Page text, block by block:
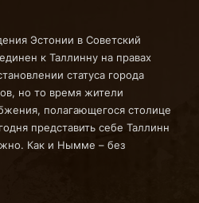
Эстонии в Советский
к Таллинну на правах
статуса города
но то время жители
полагающегося столице
представить себе Таллинн
Как и Нымме – без